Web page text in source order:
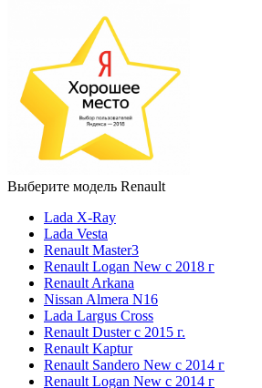
Выберите модель Renault
Lada X-Ray
Lada Vesta
Renault Master3
Renault Logan New с 2018 г
Renault Arkana
Nissan Almera N16
Lada Largus Cross
Renault Duster с 2015 г.
Renault Kaptur
Renault Sandero New с 2014 г
Renault Logan New с 2014 г